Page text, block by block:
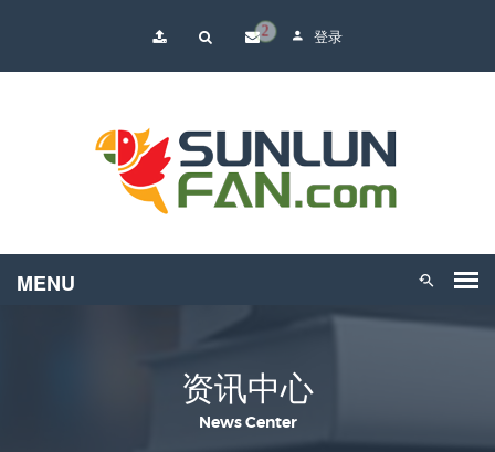
2 登录
资讯中心
News Center